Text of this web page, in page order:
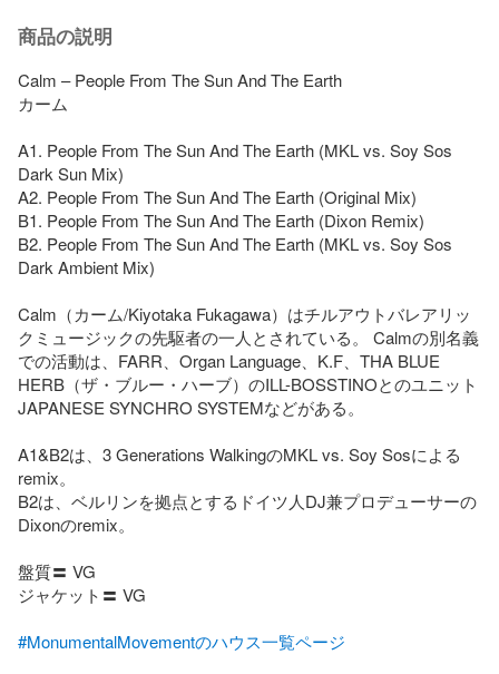
商品の説明
Calm – People From The Sun And The Earth
カーム
A1. People From The Sun And The Earth (MKL vs. Soy Sos
Dark Sun Mix)
A2. People From The Sun And The Earth (Original Mix)
B1. People From The Sun And The Earth (Dixon Remix)
B2. People From The Sun And The Earth (MKL vs. Soy Sos
Dark Ambient Mix)
Calm（カーム/Kiyotaka Fukagawa）はチルアウトバレアリッ
クミュージックの先駆者の一人とされている。 Calmの別名義
での活動は、FARR、Organ Language、K.F、THA BLUE
HERB（ザ・ブルー・ハーブ）のILL-BOSSTINOとのユニット
JAPANESE SYNCHRO SYSTEMなどがある。
A1&B2は、3 Generations WalkingのMKL vs. Soy Sosによる
remix。
B2は、ベルリンを拠点とするドイツ人DJ兼プロデューサーの
Dixonのremix。
盤質〓 VG
ジャケット〓 VG
#MonumentalMovementのハウス一覧ページ